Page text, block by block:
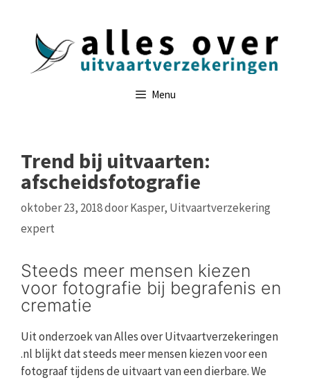
Menu
Trend bij uitvaarten:
afscheidsfotografie
oktober 23, 2018doorKasper, Uitvaartverzekering
expert
Steeds meer mensen kiezen
voor fotografie bij begrafenis en
crematie
Uit onderzoek van Alles over Uitvaartverzekeringen
.nl blijkt dat steeds meer mensen kiezen voor een
fotograaf tijdens de uitvaart van een dierbare. We